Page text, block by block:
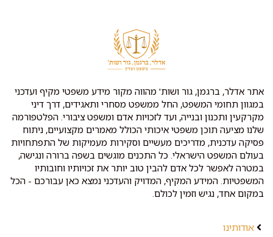
אתר אדלר, ברגמן, גור ושות' מהווה מקור מידע משפטי מקיף ועדכני
במגוון תחומי המשפט, החל ממשפט מסחרי ותאגידים, דרך דיני
מקרקעין ותכנון ובנייה, ועד לזכויות אדם ומשפט ציבורי. הפלטפורמה
שלנו מציעה תוכן משפטי איכותי הכולל מאמרים מקצועיים, ניתוח
פסיקה עדכנית, מדריכים מעשיים וסקירות מעמיקות של התפתחויות
בעולם המשפט הישראלי. כל התכנים מוגשים בשפה ברורה ונגישה,
במטרה לאפשר לכל אדם להבין טוב יותר את זכויותיו וחובותיו
המשפטיות. המידע המקיף, המדויק והעדכני נמצא כאן עבורכם - הכל
במקום אחד, נגיש וזמין לכולם.
אודותינו